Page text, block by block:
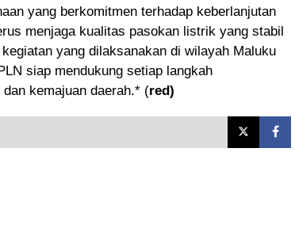
yang berkomitmen terhadap keberlanjutan
menjaga kualitas pasokan listrik yang stabil
yang dilaksanakan di wilayah Maluku
siap mendukung setiap langkah
kemajuan daerah.* (red)